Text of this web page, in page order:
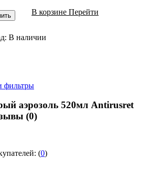
В корзине Перейти
В наличии
фильтры
аэрозоль 520мл Antirusret
(0)
(0)